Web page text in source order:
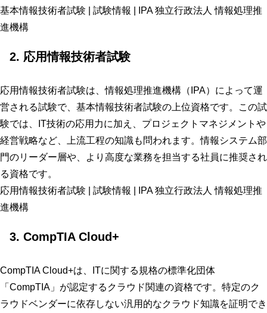
基本情報技術者試験 | 試験情報 | IPA 独立行政法人 情報処理推
進機構
2. 応用情報技術者試験
応用情報技術者試験は、情報処理推進機構（IPA）によって運
営される試験で、基本情報技術者試験の上位資格です。この試
験では、IT技術の応用力に加え、プロジェクトマネジメントや
経営戦略など、上流工程の知識も問われます。情報システム部
門のリーダー層や、より高度な業務を担当する社員に推奨され
る資格です。
応用情報技術者試験 | 試験情報 | IPA 独立行政法人 情報処理推
進機構
3. CompTIA Cloud+
CompTIA Cloud+は、ITに関する規格の標準化団体
「CompTIA」が認定するクラウド関連の資格です。特定のク
ラウドベンダーに依存しない汎用的なクラウド知識を証明でき